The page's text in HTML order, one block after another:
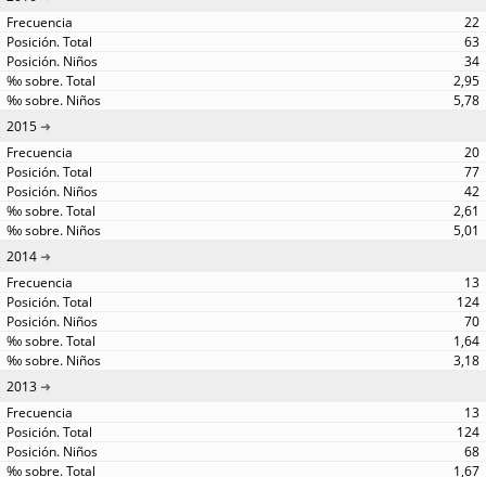
22
63
34
2,95
5,78
2015
20
77
42
2,61
5,01
2014
13
124
70
1,64
3,18
2013
13
124
68
1,67